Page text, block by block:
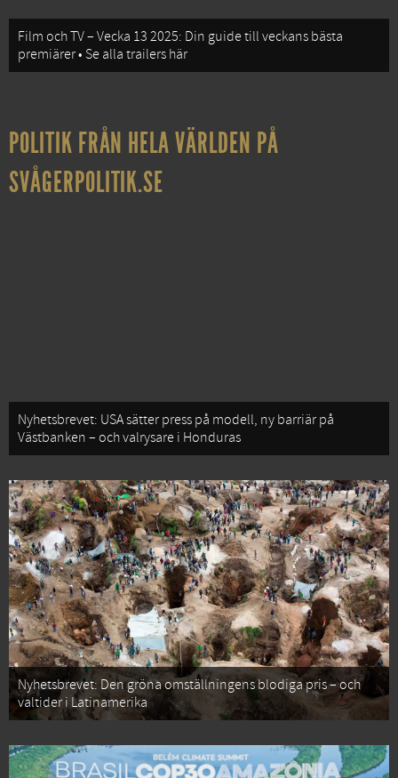
Film och TV – Vecka 13 2025: Din guide till veckans bästa
premiärer • Se alla trailers här
POLITIK FRÅN HELA VÄRLDEN PÅ
SVÅGERPOLITIK.SE
Nyhetsbrevet: USA sätter press på modell, ny barriär på
Västbanken – och valrysare i Honduras
Nyhetsbrevet: Den gröna omställningens blodiga pris – och
valtider i Latinamerika